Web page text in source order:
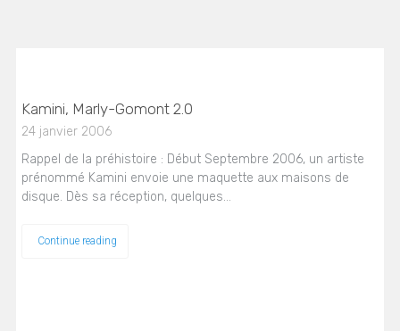
Kamini, Marly-Gomont 2.0
24 janvier 2006
Rappel de la préhistoire : Début Septembre 2006, un artiste
prénommé Kamini envoie une maquette aux maisons de
disque. Dès sa réception, quelques…
Continue reading